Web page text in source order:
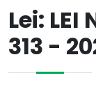
Lei: LEI
313 -